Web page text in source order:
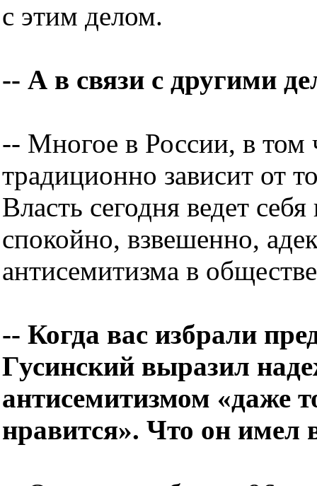
с этим делом.
-- А в связи с другими
-- Многое в России, в том
традиционно зависит от
Власть сегодня ведет
спокойно, взвешенно,
антисемитизма в
-- Когда вас избрали
Гусинский выразил
антисемитизмом «даже
нравится». Что он имел